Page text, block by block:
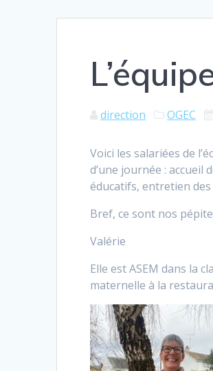
direction OGEC
Voici les salariées de
d’une journée : accueil
éducatifs, entretien
Bref, ce sont nos
Valérie
Elle est ASEM dans la
maternelle à la